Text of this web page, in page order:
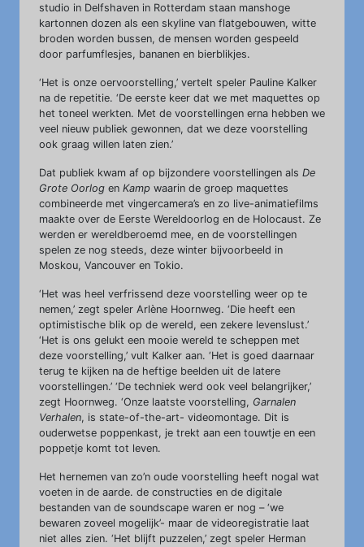
studio in Delfshaven in Rotterdam staan manshoge
kartonnen dozen als een skyline van flatgebouwen, witte
broden worden bussen, de mensen worden gespeeld
door parfumflesjes, bananen en bierblikjes.
‘Het is onze oervoorstelling,’ vertelt speler Pauline Kalker
na de repetitie. ‘De eerste keer dat we met maquettes op
het toneel werkten. Met de voorstellingen erna hebben we
veel nieuw publiek gewonnen, dat we deze voorstelling
ook graag willen laten zien.’
Dat publiek kwam af op bijzondere voorstellingen als De
Grote Oorlog en Kamp waarin de groep maquettes
combineerde met vingercamera’s en zo live-animatiefilms
maakte over de Eerste Wereldoorlog en de Holocaust. Ze
werden er wereldberoemd mee, en de voorstellingen
spelen ze nog steeds, deze winter bijvoorbeeld in
Moskou, Vancouver en Tokio.
‘Het was heel verfrissend deze voorstelling weer op te
nemen,’ zegt speler Arlène Hoornweg. ‘Die heeft een
optimistische blik op de wereld, een zekere levenslust.’
‘Het is ons gelukt een mooie wereld te scheppen met
deze voorstelling,’ vult Kalker aan. ‘Het is goed daarnaar
terug te kijken na de heftige beelden uit de latere
voorstellingen.’ ‘De techniek werd ook veel belangrijker,’
zegt Hoornweg. ‘Onze laatste voorstelling, Garnalen
Verhalen, is state-of-the-art- videomontage. Dit is
ouderwetse poppenkast, je trekt aan een touwtje en een
poppetje komt tot leven.
Het hernemen van zo’n oude voorstelling heeft nogal wat
voeten in de aarde. de constructies en de digitale
bestanden van de soundscape waren er nog – ‘we
bewaren zoveel mogelijk’- maar de videoregistratie laat
niet alles zien. ‘Het blijft puzzelen,’ zegt speler Herman